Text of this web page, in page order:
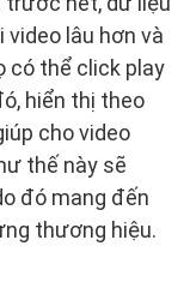
lâu hơn và
có thể click play
hiển thị theo
cho video
thế này sẽ
đó mang đến
thương hiệu.